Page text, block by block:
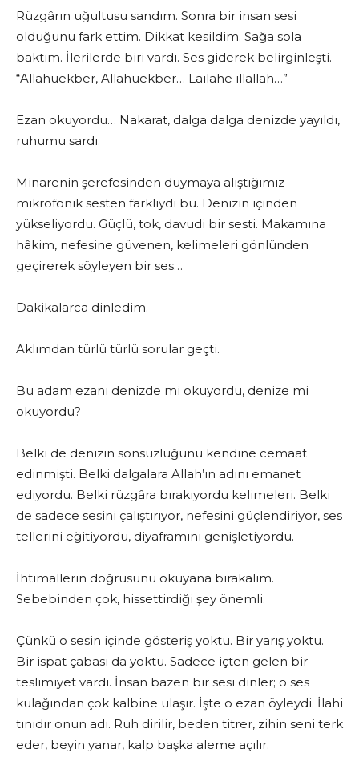
Rüzgârın uğultusu sandım. Sonra bir insan sesi
olduğunu fark ettim. Dikkat kesildim. Sağa sola
baktım. İlerilerde biri vardı. Ses giderek belirginleşti.
“Allahuekber, Allahuekber… Lailahe illallah…”
Ezan okuyordu… Nakarat, dalga dalga denizde yayıldı,
ruhumu sardı.
Minarenin şerefesinden duymaya alıştığımız
mikrofonik sesten farklıydı bu. Denizin içinden
yükseliyordu. Güçlü, tok, davudi bir sesti. Makamına
hâkim, nefesine güvenen, kelimeleri gönlünden
geçirerek söyleyen bir ses…
Dakikalarca dinledim.
Aklımdan türlü türlü sorular geçti.
Bu adam ezanı denizde mi okuyordu, denize mi
okuyordu?
Belki de denizin sonsuzluğunu kendine cemaat
edinmişti. Belki dalgalara Allah’ın adını emanet
ediyordu. Belki rüzgâra bırakıyordu kelimeleri. Belki
de sadece sesini çalıştırıyor, nefesini güçlendiriyor, ses
tellerini eğitiyordu, diyaframını genişletiyordu.
İhtimallerin doğrusunu okuyana bırakalım.
Sebebinden çok, hissettirdiği şey önemli.
Çünkü o sesin içinde gösteriş yoktu. Bir yarış yoktu.
Bir ispat çabası da yoktu. Sadece içten gelen bir
teslimiyet vardı. İnsan bazen bir sesi dinler; o ses
kulağından çok kalbine ulaşır. İşte o ezan öyleydi. İlahi
tınıdır onun adı. Ruh dirilir, beden titrer, zihin seni terk
eder, beyin yanar, kalp başka aleme açılır.